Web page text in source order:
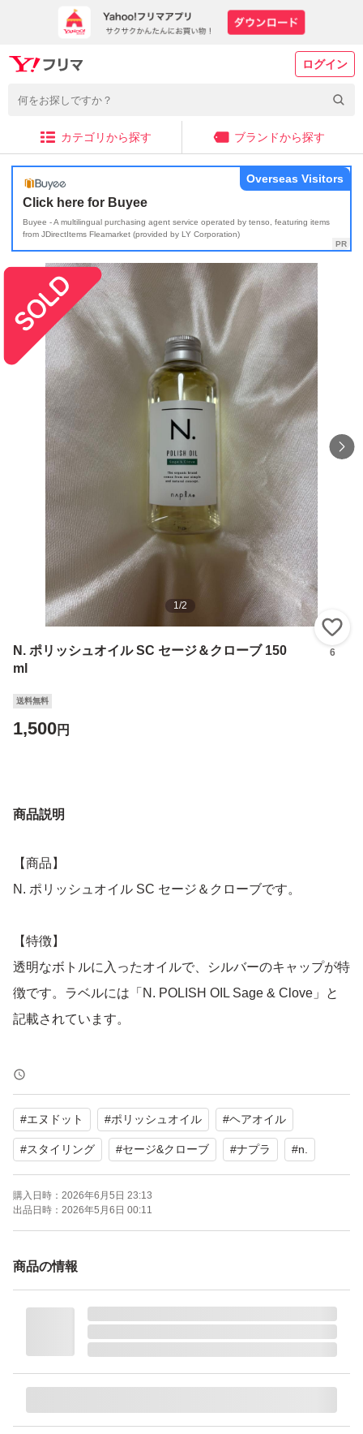
ログイン
カテゴリから探す ブランドから探す
Click here for Buyee
Buyee - A multilingual purchasing agent service operated by tenso, featuring items
from JDirectItems Fleamarket (provided by LY Corporation)
Overseas Visitors
1/2
N. ポリッシュオイル SC セージ＆クローブ 150
ml
6
送料無料
1,500円
商品説明
【商品】
N. ポリッシュオイル SC セージ＆クローブです。
【特徴】
透明なボトルに入ったオイルで、シルバーのキャップが特
徴です。ラベルには「N. POLISH OIL Sage & Clove」と
記載されています。
【表記・型番】
POLISH OIL Sage & Clove
よろしくお願いいたします。
N. ポリッシュオイル SC 〈ヘア&ボディ&ハンド用オイ
ル〉 セージ&グローブの香り 150ミリリットル (x 1)
#エヌドット #ポリッシュオイル #ヘアオイル
#スタイリング #セージ&クローブ #ナプラ #n.
購入日時： 2026年6月5日 23:13
出品日時： 2026年5月6日 00:11
商品の情報